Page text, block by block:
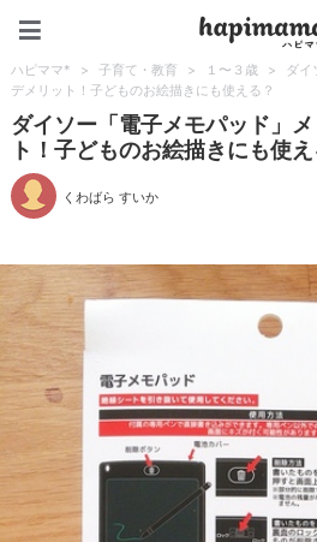
ハピママ* > 子育て・教育 > １〜３歳 >
ダイ
デメリット！子どものお絵描きにも使える？
ダイソー「電子メモパッド」
ト！子どものお絵描きにも使
くわばら すいか